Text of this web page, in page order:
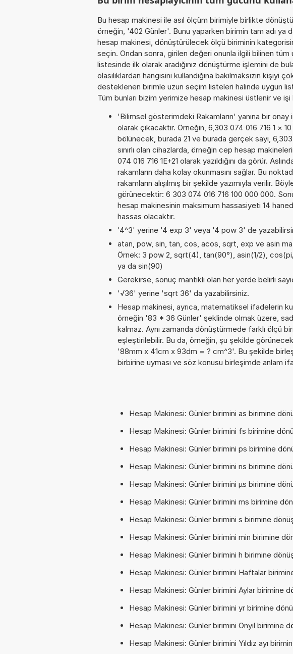
Bu hesap makinesi ile asıl ölçüm birimiyle birlikte
örneğin, '402 Günler'. Bunu yaparken birimin tam adı ya
hesap makinesi, dönüştürülecek ölçü biriminin
seçin. Ondan sonra, girilen değeri onunla ilgili bilinen
listesinde ilk olarak aradığınız dönüştürme işlemini de
olasılıklardan hangisini kullandığına bakılmaksızın kişiyi
desteklenen birimle uzun seçim listeleri halinde uygun
Tüm bunları bizim yerimize hesap makinesi üstlenir ve işi
'Bilimsel gösterimdeki Rakamların' yanına bir onay
olarak çıkacaktır. Örneğin, 6,303 074 016 716 1 × 10
bölünecek, burada 21 ve burada gerçek sayı,
sınırlı olan cihazlarda, örneğin cep hesap
074 016 716 1E+21 olarak yazıldığını da görür.
rakamların daha kolay okunmasını sağlar. Bu
rakamların alışılmış bir şekilde yazımıyla verilir.
görünecektir: 6 303 074 016 716 100 000 000.
hesap makinesinin maksimum hassasiyeti 14
hassas olacaktır.
'4^3' yerine '4 exp 3' veya '4 pow 3' de
atan, pow, sin, tan, cos, acos, sqrt, exp ve asin
Örnek: 3 pow 2, sqrt(4), tan(90°), asin(1/2),
ya da sin(90)
Gerekirse, sonuç mantıklı olan her yerde belirli
'√36' yerine 'sqrt 36' da yazabilirsiniz.
Hesap makinesi, ayrıca, matematiksel ifadelerin
örneğin '83 * 36 Günler' şeklinde olmak üzere,
kalmaz. Aynı zamanda dönüştürmede farklı ölçü
eşleştirilebilir. Bu da, örneğin, şu şekilde
'88mm x 41cm x 93dm = ? cm^3'. Bu şekilde
birbirine uyması ve söz konusu birleşimde anlam
Hesap Makinesi: Günler birimini as birimine
Hesap Makinesi: Günler birimini fs birimine
Hesap Makinesi: Günler birimini ps birimine
Hesap Makinesi: Günler birimini ns birimine
Hesap Makinesi: Günler birimini µs birimine
Hesap Makinesi: Günler birimini ms birimine
Hesap Makinesi: Günler birimini s birimine
Hesap Makinesi: Günler birimini min birimine
Hesap Makinesi: Günler birimini h birimine
Hesap Makinesi: Günler birimini Haftalar
Hesap Makinesi: Günler birimini Aylar birimine
Hesap Makinesi: Günler birimini yr birimine
Hesap Makinesi: Günler birimini Onyıl birimine
Hesap Makinesi: Günler birimini Yıldız ayı